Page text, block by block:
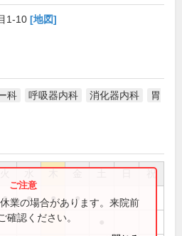
1-10 [地図]
科 呼吸器内科 消化器内科
胃
祝
● ● ● ●
業の場合があります。来院前
確認ください。